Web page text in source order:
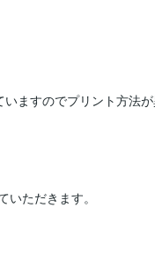
ますのでプリント方法
ただきます。